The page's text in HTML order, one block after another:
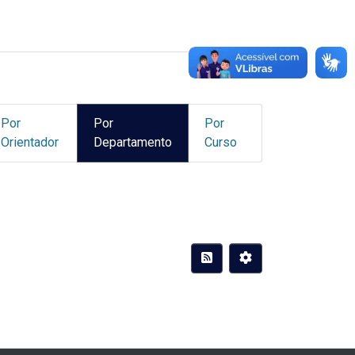
Por
Orientador
Por
Departamento
Por
Curso